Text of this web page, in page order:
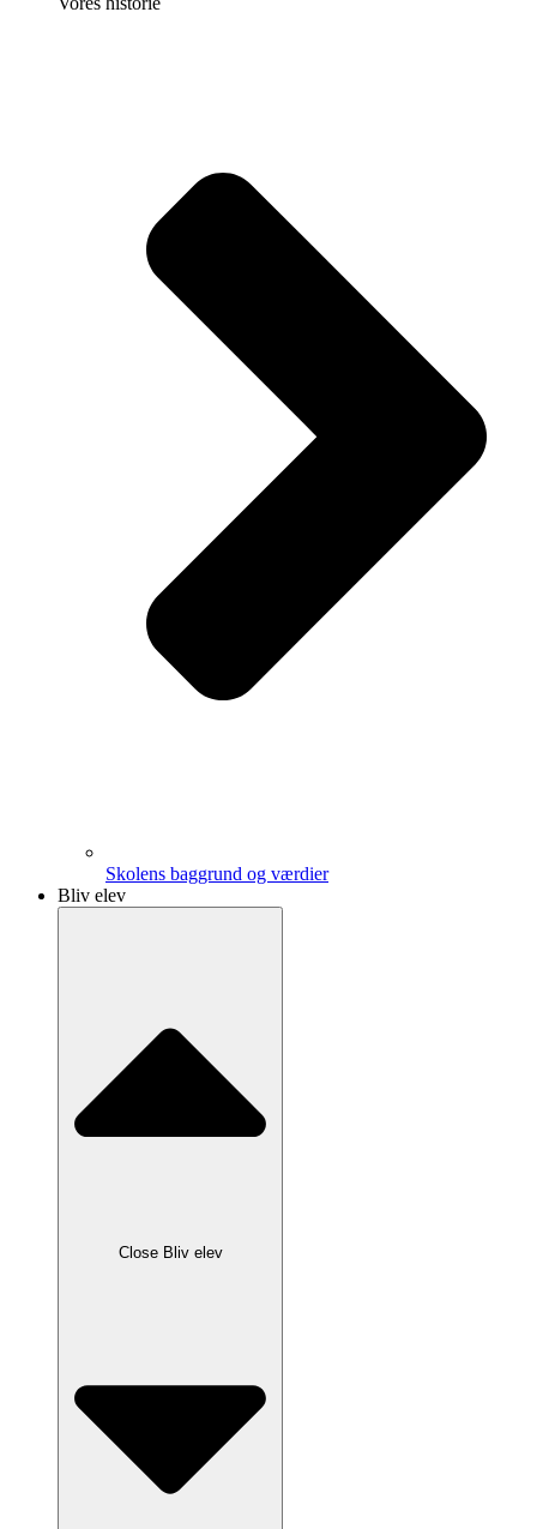
Skolens baggrund og værdier
Bliv elev
Close Bliv elev